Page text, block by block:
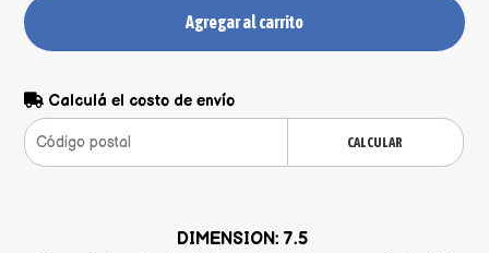
Agregar al carrito
Calculá el costo de envío
CALCULAR
DIMENSION: 7.5